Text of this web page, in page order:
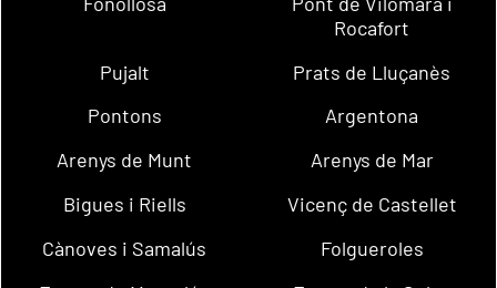
Rocafort
Pujalt
Prats de Lluçanès
Pontons
Argentona
Arenys de Munt
Arenys de Mar
Bigues i Riells
Vicenç de Castellet
Cànoves i Samalús
Folgueroles